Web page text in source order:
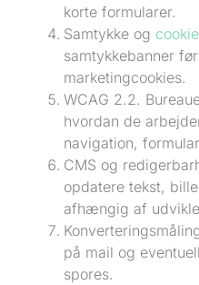
korte formularer.
Samtykke og
samtykkebanner
marketingcookies.
WCAG 2.2.
hvordan de
navigation,
CMS og
opdatere tekst,
afhængig af
på mail og
spores.